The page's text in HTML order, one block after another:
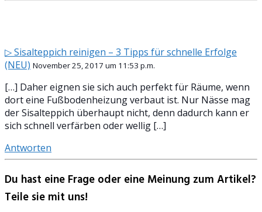
▷ Sisalteppich reinigen – 3 Tipps für schnelle Erfolge
(NEU) November 25, 2017 um 11:53 p.m.
[…] Daher eignen sie sich auch perfekt für Räume, wenn
dort eine Fußbodenheizung verbaut ist. Nur Nässe mag
der Sisalteppich überhaupt nicht, denn dadurch kann er
sich schnell verfärben oder wellig […]
Antworten
Du hast eine Frage oder eine Meinung zum Artikel?
Teile sie mit uns!